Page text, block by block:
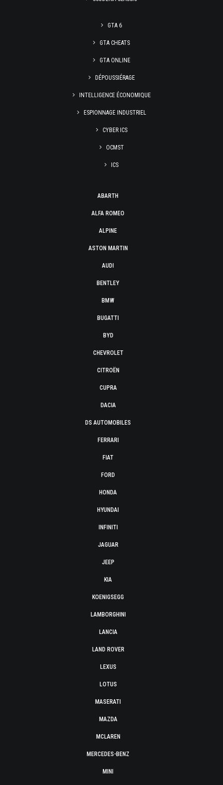
GTA 6
GTA CHEATS
GTA ONLINE
DÉPOUSSIÉRAGE
INTELLIGENCE ÉCONOMIQUE
ESPIONNAGE INDUSTRIEL
CYBER ICS
OCMST
ICS
ABARTH
ALFA ROMEO
ALPINE
ASTON MARTIN
AUDI
BENTLEY
BMW
BUGATTI
BYD
CHEVROLET
CITROËN
CUPRA
DACIA
DS AUTOMOBILES
FERRARI
FIAT
FORD
HONDA
HYUNDAI
INFINITI
JAGUAR
JEEP
KIA
KOENIGSEGG
LAMBORGHINI
LANCIA
LAND ROVER
LEXUS
LOTUS
MASERATI
MAZDA
MCLAREN
MERCEDES-BENZ
MINI